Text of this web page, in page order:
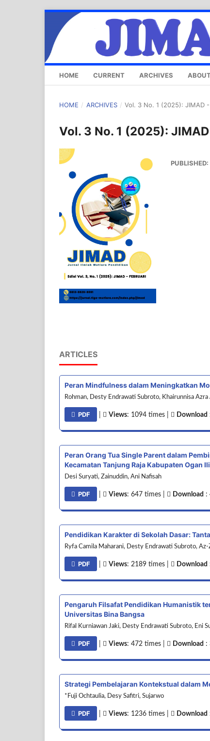
HOME CURRENT ARCHIVES
HOME / ARCHIVES / Vol. 3 No. 1 (2025): JIMAD -
Vol. 3 No. 1 (2025): JIMAD
PUBLISHED:
ARTICLES
Peran Mindfulness dalam Meningkatkan
Rohman, Desty Endrawati Subroto, Khairunnisa
PDF Views: 1094 times | Download
Peran Orang Tua Single Parent dalam
Kecamatan Tanjung Raja Kabupaten Ogan
Desi Suryati, Zainuddin, Ani Nafisah
PDF Views: 647 times | Download :
Pendidikan Karakter di Sekolah Dasar:
Ryfa Camila Maharani, Desty Endrawati Subroto,
PDF Views: 2189 times | Download
Pengaruh Filsafat Pendidikan Humanistik
Universitas Bina Bangsa
Rifal Kurniawan Jaki, Desty Endrawati Subroto, Eni
PDF Views: 472 times | Download :
Strategi Pembelajaran Kontekstual dalam
*Fuji Ochtaulia, Desy Safitri, Sujarwo
PDF Views: 1236 times | Download